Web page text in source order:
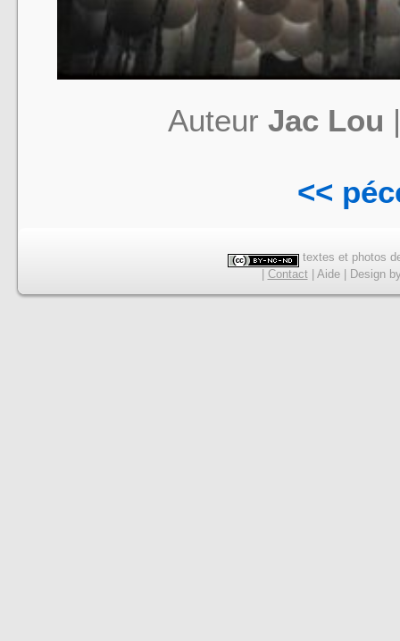
Auteur Jac Lou
<<
textes et photos
Contact| Aide| Design